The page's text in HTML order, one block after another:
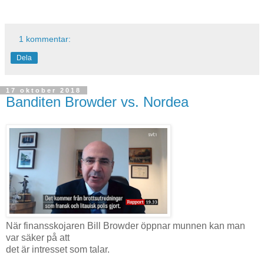
1 kommentar:
Dela
17 oktober 2018
Banditen Browder vs. Nordea
När finansskojaren Bill Browder öppnar munnen kan man
var säker på att
det är intresset som talar.